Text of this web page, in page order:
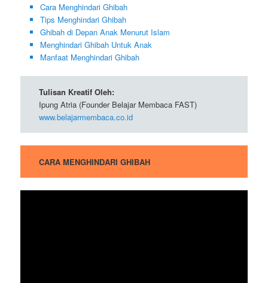
Cara Menghindari Ghibah
Tips Menghindari Ghibah
Ghibah di Depan Anak Menurut Islam
Menghindari Ghibah Untuk Anak
Manfaat Menghindari Ghibah
Tulisan Kreatif Oleh:
Ipung Atria (Founder Belajar Membaca FAST)
www.belajarmembaca.co.id
CARA MENGHINDARI GHIBAH